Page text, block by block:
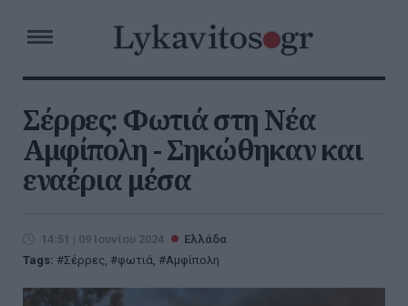
Σέρρες: Φωτιά στη Νέα
Αμφίπολη - Σηκώθηκαν και
εναέρια μέσα
14:51 | 09 Ιουνίου 2024
Ελλάδα
Tags:
Σέρρες, φωτιά, Αμφίπολη